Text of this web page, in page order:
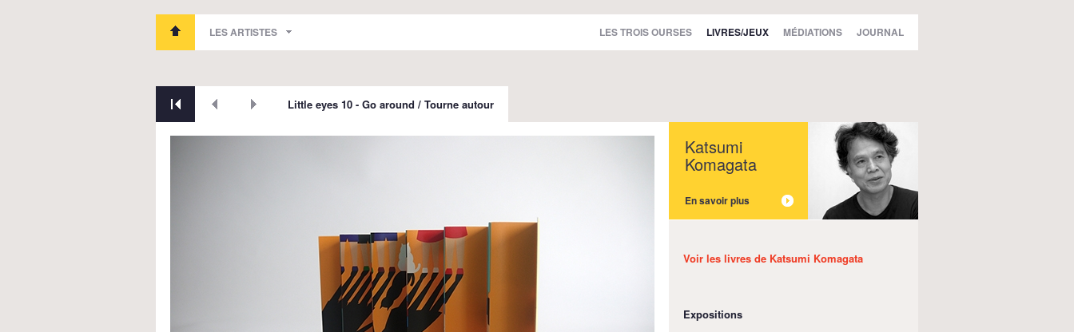
LES ARTISTES LES TROIS OURSES LIVRES/JEUX MÉDIATIONS JOURNAL
Little eyes 10 - Go around / Tourne autour
Katsumi
Komagata
En savoir plus
Voir les livres de Katsumi Komagata
Expositions